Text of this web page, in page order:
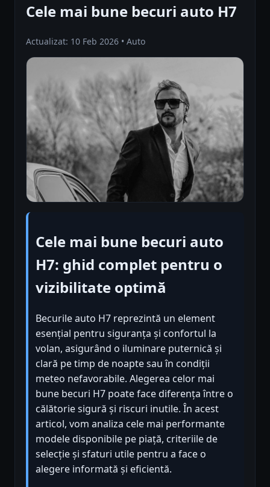
Cele mai bune becuri auto H7
Actualizat: 10 Feb 2026 • Auto
Cele mai bune becuri auto
H7: ghid complet pentru o
vizibilitate optimă
Becurile auto H7 reprezintă un element
esențial pentru siguranța și confortul la
volan, asigurând o iluminare puternică și
clară pe timp de noapte sau în condiții
meteo nefavorabile. Alegerea celor mai
bune becuri H7 poate face diferența între o
călătorie sigură și riscuri inutile. În acest
articol, vom analiza cele mai performante
modele disponibile pe piață, criteriile de
selecție și sfaturi utile pentru a face o
alegere informată și eficientă.